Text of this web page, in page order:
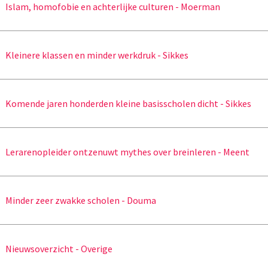
Islam, homofobie en achterlijke culturen - Moerman
Kleinere klassen en minder werkdruk - Sikkes
Komende jaren honderden kleine basisscholen dicht - Sikkes
Lerarenopleider ontzenuwt mythes over breinleren - Meent
Minder zeer zwakke scholen - Douma
Nieuwsoverzicht - Overige